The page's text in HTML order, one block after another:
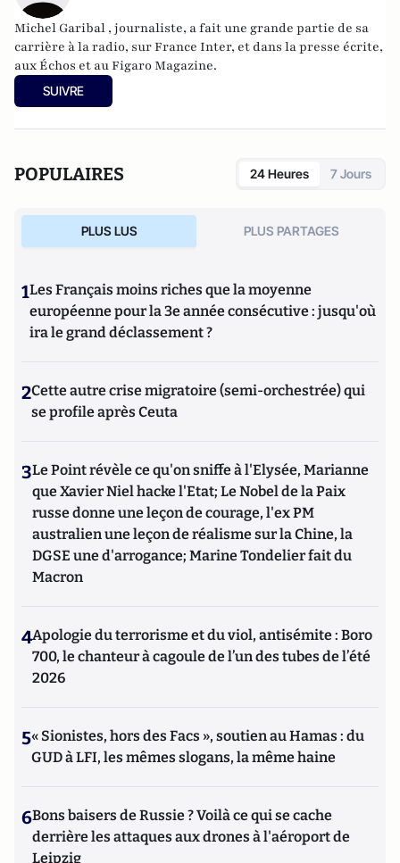
Michel Garibal , journaliste, a fait une grande partie de sa
carrière à la radio, sur France Inter, et dans la presse écrite,
aux Échos et au Figaro Magazine.
SUIVRE
POPULAIRES 24 Heures 7 Jours
PLUS LUS PLUS PARTAGES
1Les Français moins riches que la moyenne
européenne pour la 3e année consécutive : jusqu'où
ira le grand déclassement ?
2Cette autre crise migratoire (semi-orchestrée) qui
se profile après Ceuta
3Le Point révèle ce qu'on sniffe à l'Elysée, Marianne
que Xavier Niel hacke l'Etat; Le Nobel de la Paix
russe donne une leçon de courage, l'ex PM
australien une leçon de réalisme sur la Chine, la
DGSE une d'arrogance; Marine Tondelier fait du
Macron
4Apologie du terrorisme et du viol, antisémite : Boro
700, le chanteur à cagoule de l’un des tubes de l’été
2026
5« Sionistes, hors des Facs », soutien au Hamas : du
GUD à LFI, les mêmes slogans, la même haine
6Bons baisers de Russie ? Voilà ce qui se cache
derrière les attaques aux drones à l'aéroport de
Leipzig